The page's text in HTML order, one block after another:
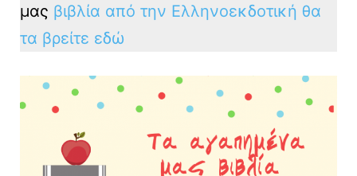
μας βιβλία από την Ελληνοεκδοτική θα
τα βρείτε εδώ